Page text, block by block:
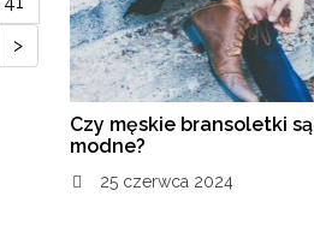
>
Czy męskie bransoletki są
modne?
25 czerwca 2024